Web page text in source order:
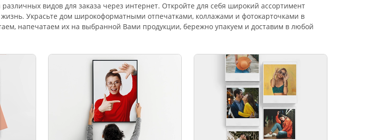
видов для заказа через интернет. Откройте для себя широкий ассортимент
Украсьте дом широкоформатными отпечатками, коллажами и фотокарточками в
напечатаем их на выбранной Вами продукции, бережно упакуем и доставим в любой